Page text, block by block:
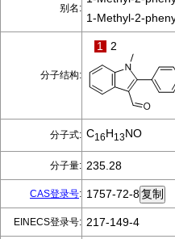
别名:
1-Methyl-2-
分子结构:
1 2
分子式: C16H13NO
分子量: 235.28
CAS登录号: 1757-72-8
EINECS登录号: 217-149-4